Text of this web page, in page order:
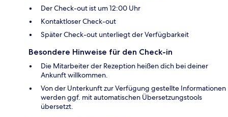
Der Check-out ist um 12:00 Uhr
Kontaktloser Check-out
Später Check-out unterliegt der Verfügbarkeit
Besondere Hinweise für den Check-in
Die Mitarbeiter der Rezeption heißen dich bei deiner
Ankunft willkommen.
Von der Unterkunft zur Verfügung gestellte Informationen
werden ggf. mit automatischen Übersetzungstools
übersetzt.